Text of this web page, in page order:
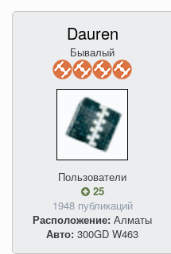
Dauren
Бывалый
Пользователи
25
1948 публикаций
Расположение: Алматы
Авто: 300GD W463